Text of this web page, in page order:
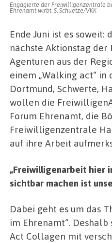
Engagierte der Freiwilligenzentrale
Ehrenamt wirbt. S. Schuetze/VKK
Ende Juni ist es soweit:
nächste Aktionstag
Agenturen aus der
einem „Walking act“ in
Dortmund, Schwerte,
wollen die
Forum Ehrenamt, die
Freiwilligenzentrale
auf ihre Arbeit
„Freiwilligenarbeit hier
sichtbar machen ist
Dabei geht es um das
im Ehrenamt“.
Act Collagen mit